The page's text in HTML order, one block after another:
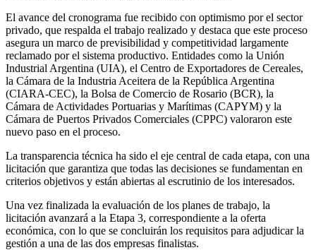
El avance del cronograma fue recibido con optimismo por el sector
privado, que respalda el trabajo realizado y destaca que este proceso
asegura un marco de previsibilidad y competitividad largamente
reclamado por el sistema productivo. Entidades como la Unión
Industrial Argentina (UIA), el Centro de Exportadores de Cereales,
la Cámara de la Industria Aceitera de la República Argentina
(CIARA-CEC), la Bolsa de Comercio de Rosario (BCR), la
Cámara de Actividades Portuarias y Marítimas (CAPYM) y la
Cámara de Puertos Privados Comerciales (CPPC) valoraron este
nuevo paso en el proceso.
La transparencia técnica ha sido el eje central de cada etapa, con una
licitación que garantiza que todas las decisiones se fundamentan en
criterios objetivos y están abiertas al escrutinio de los interesados.
Una vez finalizada la evaluación de los planes de trabajo, la
licitación avanzará a la Etapa 3, correspondiente a la oferta
económica, con lo que se concluirán los requisitos para adjudicar la
gestión a una de las dos empresas finalistas.